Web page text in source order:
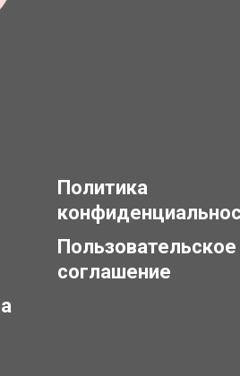
Политика
Пользовательское
соглашение